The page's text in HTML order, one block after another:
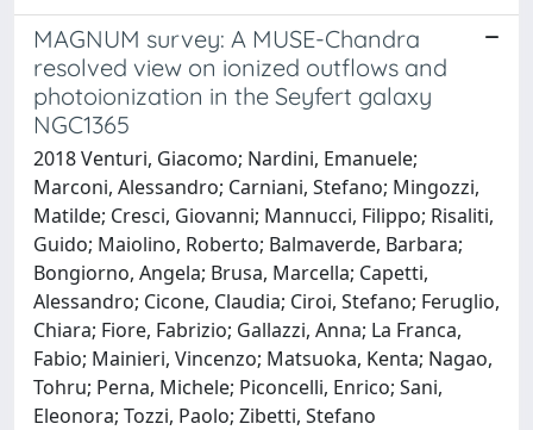
MAGNUM survey: A MUSE-Chandra
resolved view on ionized outflows and
photoionization in the Seyfert galaxy
NGC1365
2018 Venturi, Giacomo; Nardini, Emanuele;
Marconi, Alessandro; Carniani, Stefano; Mingozzi,
Matilde; Cresci, Giovanni; Mannucci, Filippo; Risaliti,
Guido; Maiolino, Roberto; Balmaverde, Barbara;
Bongiorno, Angela; Brusa, Marcella; Capetti,
Alessandro; Cicone, Claudia; Ciroi, Stefano; Feruglio,
Chiara; Fiore, Fabrizio; Gallazzi, Anna; La Franca,
Fabio; Mainieri, Vincenzo; Matsuoka, Kenta; Nagao,
Tohru; Perna, Michele; Piconcelli, Enrico; Sani,
Eleonora; Tozzi, Paolo; Zibetti, Stefano